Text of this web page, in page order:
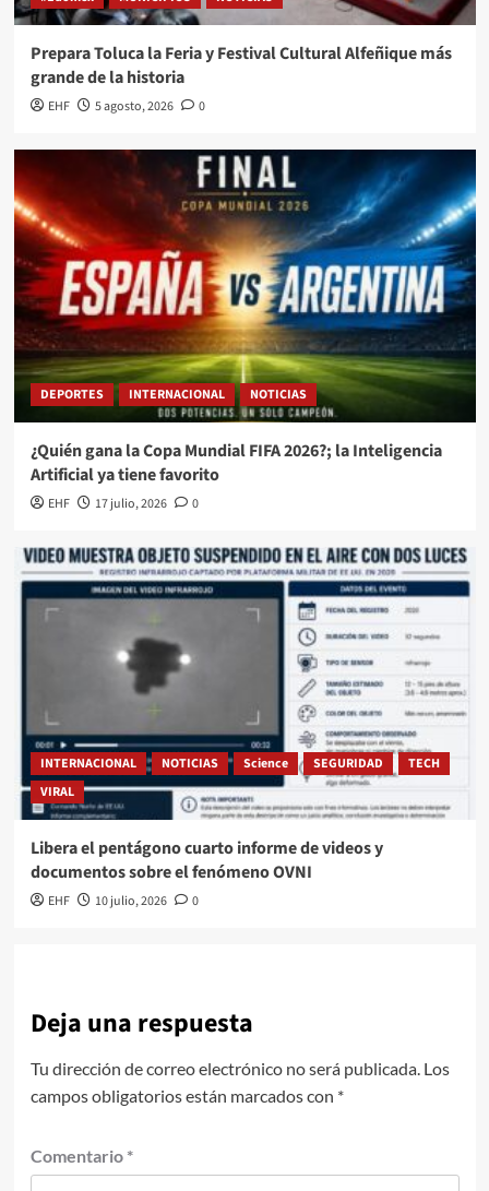
Prepara Toluca la Feria y Festival Cultural Alfeñique más
grande de la historia
EHF 5 agosto, 2026 0
DEPORTES INTERNACIONAL NOTICIAS
¿Quién gana la Copa Mundial FIFA 2026?; la Inteligencia
Artificial ya tiene favorito
EHF 17 julio, 2026 0
INTERNACIONAL NOTICIAS Science SEGURIDAD
TECH
VIRAL
Libera el pentágono cuarto informe de videos y
documentos sobre el fenómeno OVNI
EHF 10 julio, 2026 0
Deja una respuesta
Tu dirección de correo electrónico no será publicada. Los
campos obligatorios están marcados con *
Comentario *